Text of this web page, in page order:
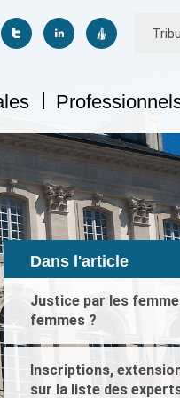
nous sur facebook
Suivez-nous sur twitter
Suivez-nous sur linkedin
Suivez-nous
Dans l'article
Justice par les
femmes ?
Inscriptions,
sur la liste des